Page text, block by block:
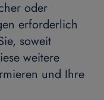
oder
erforderlich
soweit
weitere
und Ihre